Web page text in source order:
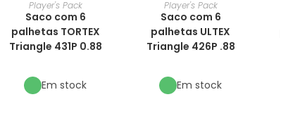
Player's Pack
Saco com 6
palhetas TORTEX
Triangle 431P 0.88
Em stock
Player's Pack
Saco com 6
palhetas ULTEX
Triangle 426P .88
Em stock